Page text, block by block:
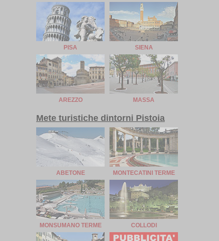
PISA SIENA
AREZZO MASSA
Mete turistiche dintorni Pistoia
ABETONE MONTECATINI TERME
MONSUMANO TERME COLLODI